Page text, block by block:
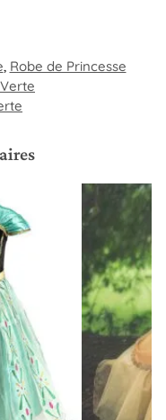
, Robe de Princesse